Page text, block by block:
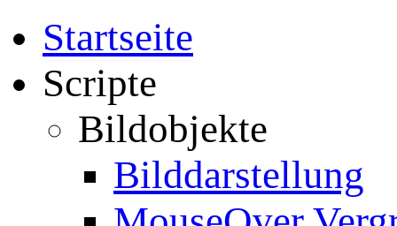
Startseite
Scripte
Bildobjekte
Bilddarstellung